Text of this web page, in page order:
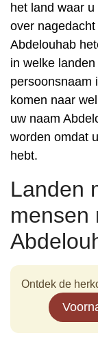
het land waar
over
Abdelouhab
in welke
persoonsnaam
komen naar
uw naam
worden omdat
hebt.
Landen
mensen
Ontdek de